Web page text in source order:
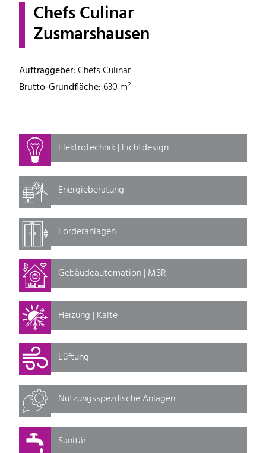
Chefs Culinar
Zusmarshausen
Auftraggeber:Chefs Culinar
Brutto-Grundfläche: 630 m²
Elektrotechnik | Lichtdesign
Energieberatung
Förderanlagen
Gebäudeautomation | MSR
Heizung | Kälte
Lüftung
Nutzungsspezifische Anlagen
Sanitär